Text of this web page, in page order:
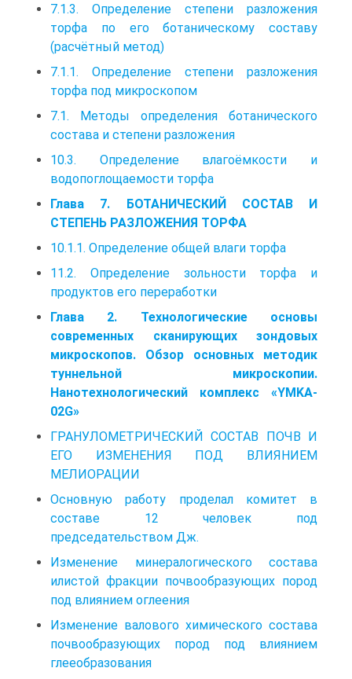
7.1.3. Определение степени разложения
торфа по его ботаническому составу
(расчётный метод)
7.1.1. Определение степени разложения
торфа под микроскопом
7.1. Методы определения ботанического
состава и степени разложения
10.3. Определение влагоёмкости и
водопоглощаемости торфа
Глава 7. БОТАНИЧЕСКИЙ СОСТАВ И
СТЕПЕНЬ РАЗЛОЖЕНИЯ ТОРФА
10.1.1. Определение общей влаги торфа
11.2. Определение зольности торфа и
продуктов его переработки
Глава 2. Технологические основы
современных сканирующих зондовых
микроскопов. Обзор основных методик
туннельной микроскопии.
Нанотехнологический комплекс «YMKA-
02G»
ГРАНУЛОМЕТРИЧЕСКИЙ СОСТАВ ПОЧВ И
ЕГО ИЗМЕНЕНИЯ ПОД ВЛИЯНИЕМ
МЕЛИОРАЦИИ
Основную работу проделал комитет в
составе 12 человек под
председательством Дж.
Изменение минералогического состава
илистой фракции почвообразующих пород
под влиянием оглеения
Изменение валового химического состава
почвообразующих пород под влиянием
глееобразования